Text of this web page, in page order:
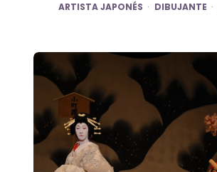
ARTISTA JAPONÉS DIBUJANTE
Post
navigation